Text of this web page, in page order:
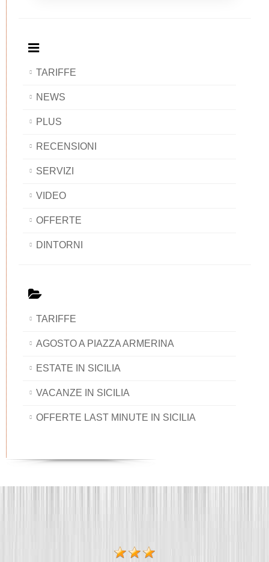
TARIFFE
NEWS
PLUS
RECENSIONI
SERVIZI
VIDEO
OFFERTE
DINTORNI
TARIFFE
AGOSTO A PIAZZA ARMERINA
ESTATE IN SICILIA
VACANZE IN SICILIA
OFFERTE LAST MINUTE IN SICILIA